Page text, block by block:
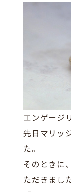
エンゲージ
先日マリッ
た。
そのときに
ただきまし